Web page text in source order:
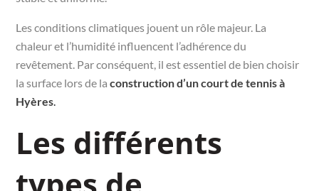
Les conditions climatiques jouent un rôle majeur. La
chaleur et l’humidité influencent l’adhérence du
revêtement. Par conséquent, il est essentiel de bien choisir
la surface lors de laconstruction d’un court de tennis à
Hyères.
Les différents